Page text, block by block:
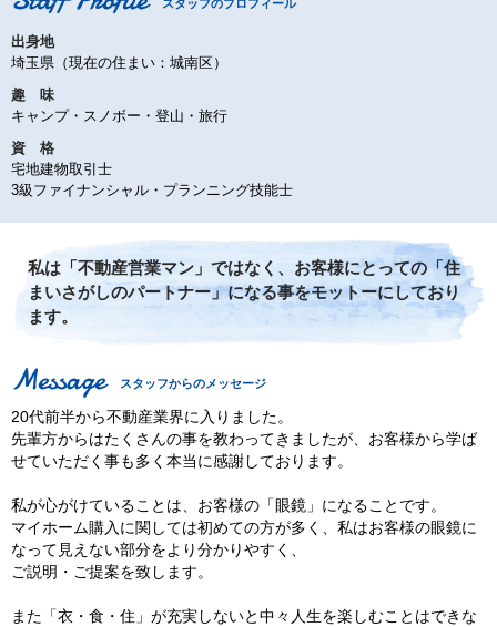
スタッフのプロフィール
出身地
埼玉県（現在の住まい：城南区）
趣 味
キャンプ・スノボー・登山・旅行
資 格
宅地建物取引士
3級ファイナンシャル・プランニング技能士
私は「不動産営業マン」ではなく、お客様にとっての「住
まいさがしのパートナー」になる事をモットーにしており
ます。
スタッフからのメッセージ
20代前半から不動産業界に入りました。
先輩方からはたくさんの事を教わってきましたが、お客様から学ば
せていただく事も多く本当に感謝しております。
私が心がけていることは、お客様の「眼鏡」になることです。
マイホーム購入に関しては初めての方が多く、私はお客様の眼鏡に
なって見えない部分をより分かりやすく、
ご説明・ご提案を致します。
また「衣・食・住」が充実しないと中々人生を楽しむことはできな